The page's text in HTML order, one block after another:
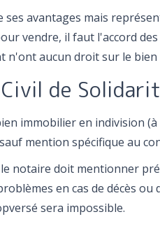
avantages mais
vendre, il faut l'accord
n'ont aucun droit sur le bien
de
immobilier en indivision
mention spécifique au
notaire doit mentionner
en cas de décès ou
sera impossible.